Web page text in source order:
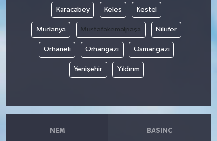
Karacabey Keles Kestel
Mudanya Mustafakemalpaşa Nilüfer
Orhaneli Orhangazi Osmangazi
Yenişehir Yıldırım
NEM BASINÇ